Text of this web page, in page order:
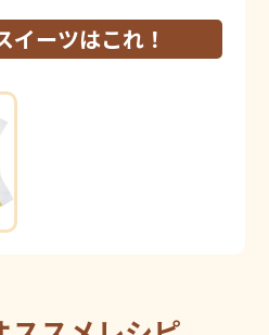
イーツはこれ！